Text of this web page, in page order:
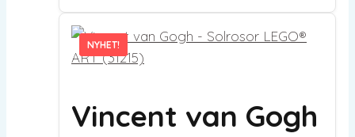
NYHET!
NYHET!
Vincent van Gogh